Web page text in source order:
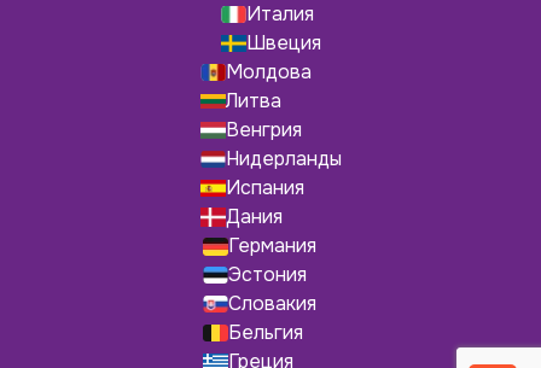
Италия
Швеция
Молдова
Литва
Венгрия
Нидерланды
Испания
Дания
Германия
Эстония
Словакия
Бельгия
Греция